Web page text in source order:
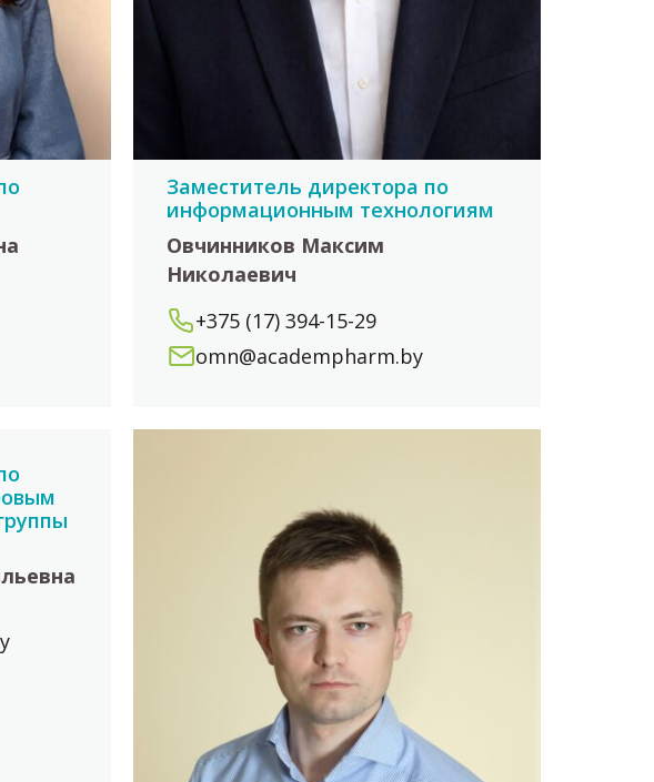
Заместитель директора по
информационным технологиям
Овчинников Максим
Николаевич
+375 (17) 394-15-29
omn@academpharm.by